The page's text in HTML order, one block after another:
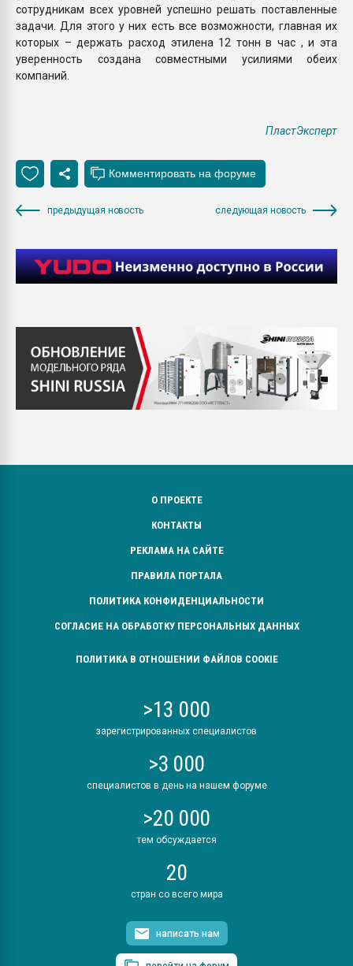
сотрудникам всех уровней успешно решать поставленные
задачи. Для этого у них есть все возможности, главная их
которых – держать расход этилена 12 тонн в час , и эта
уверенность создана совместными усилиями обеих
компаний.
ПластЭксперт
предыдущая новость следующая новость
О ПРОЕКТЕ
КОНТАКТЫ
РЕКЛАМА НА САЙТЕ
ПРАВИЛА ПОРТАЛА
ПОЛИТИКА КОНФИДЕНЦИАЛЬНОСТИ
СОГЛАСИЕ НА ОБРАБОТКУ ПЕРСОНАЛЬНЫХ ДАННЫХ
ПОЛИТИКА В ОТНОШЕНИИ ФАЙЛОВ COOKIE
>13 000
зарегистрированных специалистов
>3 000
специалистов в день на нашем форуме
>20 000
тем обсуждается
20
стран со всего мира
написать нам